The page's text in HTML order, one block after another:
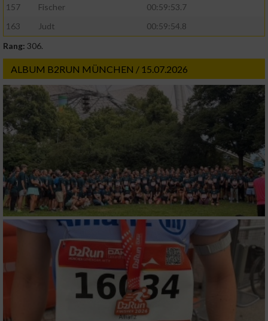
157 Fischer
00:59:53.7
163
Judt
00:59:54.8
Rang: 306.
ALBUM B2RUN MÜNCHEN / 15.07.2026